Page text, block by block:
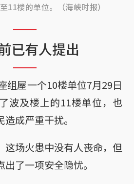
11楼的单位。（海峡时报）
已有人提出
组屋一个10楼单位7月29日
波及楼上的11楼单位，也
成严重干扰。
这场火患中没有人丧命，但
了一项安全隐忧。